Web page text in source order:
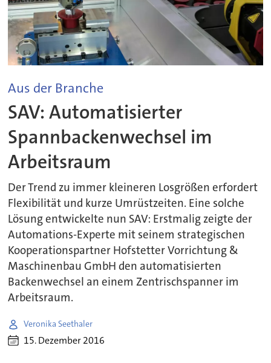
Aus der Branche
SAV: Automatisierter
Spannbackenwechsel im
Arbeitsraum
Der Trend zu immer kleineren Losgrößen erfordert
Flexibilität und kurze Umrüstzeiten. Eine solche
Lösung entwickelte nun SAV: Erstmalig zeigte der
Automations-Experte mit seinem strategischen
Kooperationspartner Hofstetter Vorrichtung &
Maschinenbau GmbH den automatisierten
Backenwechsel an einem Zentrischspanner im
Arbeitsraum.
Veronika Seethaler
15. Dezember 2016